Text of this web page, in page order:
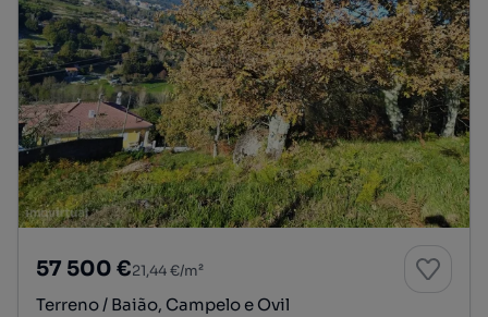
57 500 €21,44 €/m²
Terreno / Baião, Campelo e Ovil